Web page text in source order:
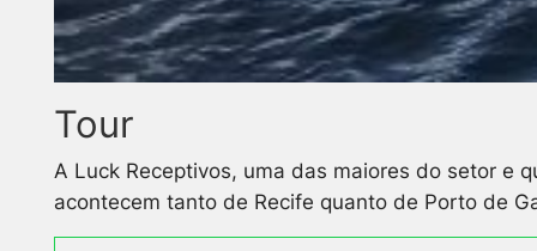
Tour
A Luck Receptivos, uma das maiores do setor e
acontecem tanto de Recife quanto de Porto de